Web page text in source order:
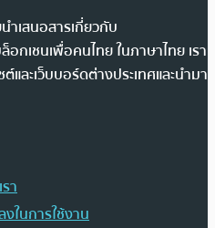
ำเสนอสารเกี่ยวกับ
อกเชนเพื่อคนไทย ในภาษาไทย เรา
ละเว็บบอร์ดต่างประเทศและนำมา
า
ในการใช้งาน